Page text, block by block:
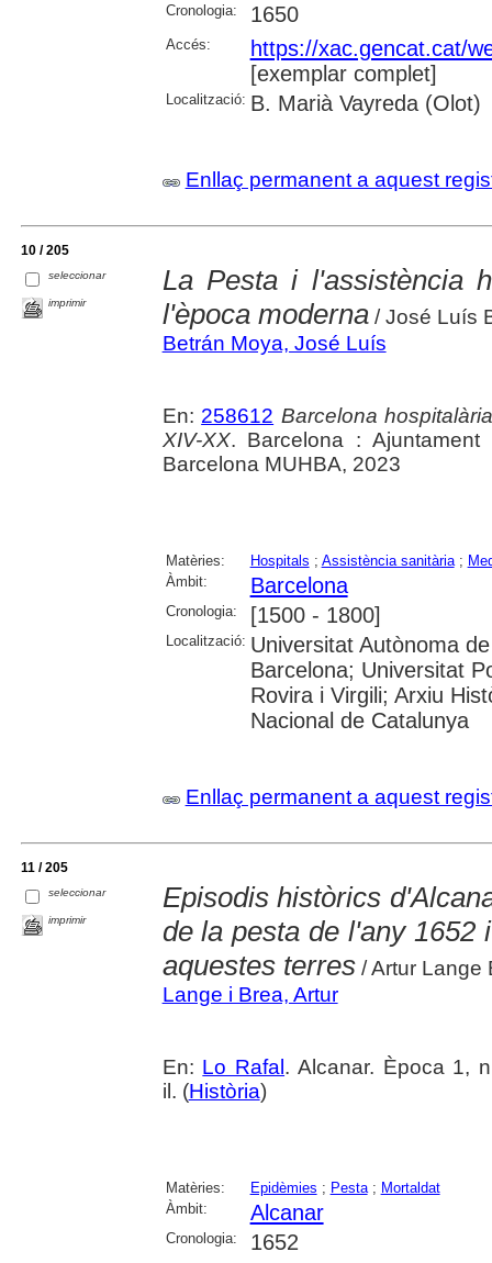
Cronologia: 1650
Accés:
https://xac.gencat.cat/
[exemplar complet]
Localització: B. Marià Vayreda (Olot)
Enllaç permanent a aquest
10 / 205
seleccionar
imprimir
La Pesta i l'assistència
l'època moderna/ José Luís
Betrán Moya, José Luís
En: 258612 Barcelona
XIV-XX. Barcelona :
Barcelona MUHBA, 2023
Matèries: Hospitals ; Assistència sanitària;
Àmbit:
Barcelona
Cronologia: [1500 - 1800]
Localització: Universitat Autònoma
Barcelona; Universitat
Rovira i Virgili; Arxiu
Nacional de Catalunya
Enllaç permanent a aquest
11 / 205
seleccionar
imprimir
Episodis històrics
de la pesta de l'any 1652
aquestes terres/ Artur Lange
Lange i Brea, Artur
En: Lo Rafal . Alcanar. Època 1,
il. (Història)
Matèries: Epidèmies ; Pesta; Mortaldat
Àmbit:
Alcanar
Cronologia: 1652